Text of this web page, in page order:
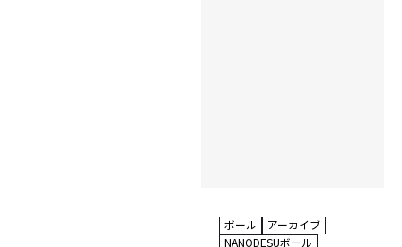
ボール
アーカイブ
NANODESUボール